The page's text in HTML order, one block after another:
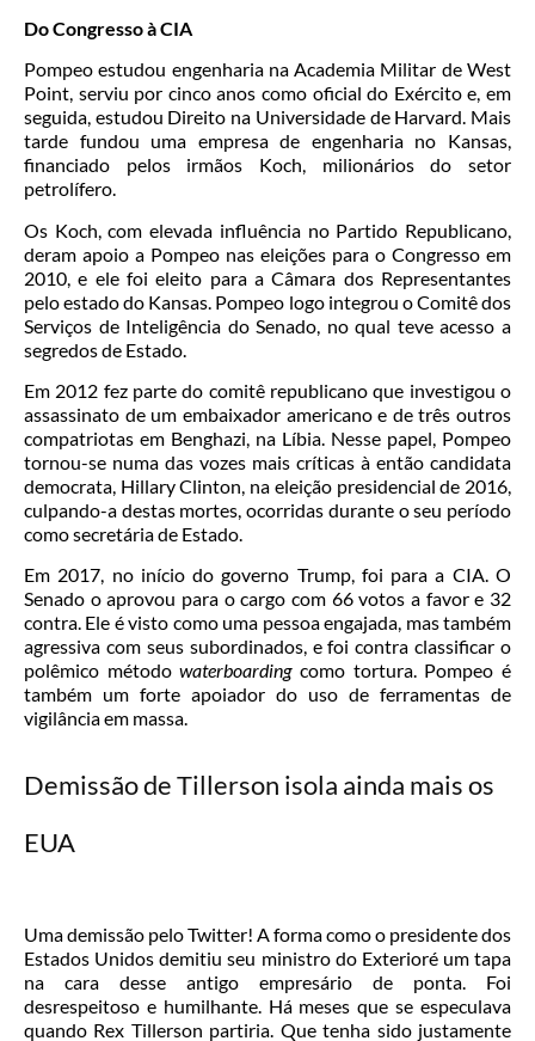
Do Congresso à CIA
Pompeo estudou engenharia na Academia Militar de West
Point, serviu por cinco anos como oficial do Exército e, em
seguida, estudou Direito na Universidade de Harvard. Mais
tarde fundou uma empresa de engenharia no Kansas,
financiado pelos irmãos Koch, milionários do setor
petrolífero.
Os Koch, com elevada influência no Partido Republicano,
deram apoio a Pompeo nas eleições para o Congresso em
2010, e ele foi eleito para a Câmara dos Representantes
pelo estado do Kansas. Pompeo logo integrou o Comitê dos
Serviços de Inteligência do Senado, no qual teve acesso a
segredos de Estado.
Em 2012 fez parte do comitê republicano que investigou o
assassinato de um embaixador americano e de três outros
compatriotas em Benghazi, na Líbia. Nesse papel, Pompeo
tornou-se numa das vozes mais críticas à então candidata
democrata, Hillary Clinton, na eleição presidencial de 2016,
culpando-a destas mortes, ocorridas durante o seu período
como secretária de Estado.
Em 2017, no início do governo Trump, foi para a CIA. O
Senado o aprovou para o cargo com 66 votos a favor e 32
contra. Ele é visto como uma pessoa engajada, mas também
agressiva com seus subordinados, e foi contra classificar o
polêmico métodowaterboardingcomo tortura. Pompeo é
também um forte apoiador do uso de ferramentas de
vigilância em massa.
Demissão de Tillerson isola ainda mais os
EUA
Uma demissão pelo Twitter! A forma como o presidente dos
Estados Unidos demitiu seu ministro do Exterioré um tapa
na cara desse antigo empresário de ponta. Foi
desrespeitoso e humilhante. Há meses que se especulava
quando Rex Tillerson partiria. Que tenha sido justamente